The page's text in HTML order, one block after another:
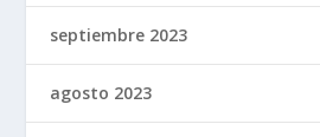
septiembre 2023
agosto 2023